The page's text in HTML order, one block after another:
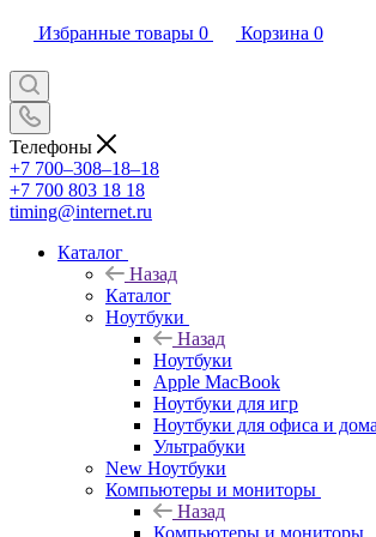
Избранные товары 0 Корзина 0
Телефоны
+7 700‒308‒18‒18
+7 700 803 18 18
timing@internet.ru
Каталог
Назад
Каталог
Ноутбуки
Назад
Ноутбуки
Apple MacBook
Ноутбуки для игр
Ноутбуки для офиса и дома
Ультрабуки
New Ноутбуки
Компьютеры и мониторы
Назад
Компьютеры и мониторы